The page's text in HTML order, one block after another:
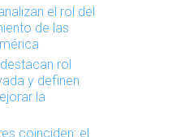
el rol del
de las
rol
y definen
la
coinciden: el